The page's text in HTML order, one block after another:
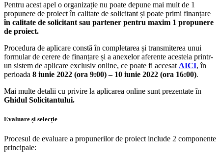
Pentru acest apel o organizație nu poate depune mai mult de 1
propunere de proiect în calitate de solicitant și poate primi finanțare
în calitate de solicitant sau partener pentru maxim 1 propunere
de proiect.
Procedura de aplicare constă în completarea și transmiterea unui
formular de cerere de finanțare și a anexelor aferente acesteia printr-
un sistem de aplicare exclusiv online, ce poate fi accesat AICI, în
perioada 8 iunie 2022 (ora 9:00) – 10 iunie 2022 (ora 16:00).
Mai multe detalii cu privire la aplicarea online sunt prezentate în
Ghidul Solicitantului.
Evaluare și selecție
Procesul de evaluare a propunerilor de proiect include 2 componente
principale: